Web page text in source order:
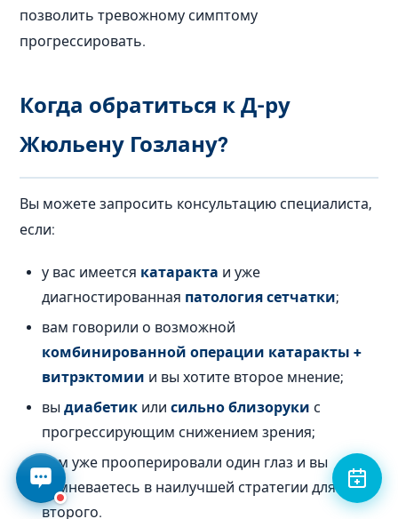
позволить тревожному симптому
прогрессировать.
Когда обратиться к Д-ру
Жюльену Гозлану?
Вы можете запросить консультацию специалиста,
если:
у вас имеется катаракта и уже
диагностированная патология сетчатки;
вам говорили о возможной
комбинированной операции катаракты +
витрэктомии и вы хотите второе мнение;
выдиабетик илисильно близоруки с
прогрессирующим снижением зрения;
вам уже прооперировали один глаз и вы
сомневаетесь в наилучшей стратегии для
второго.